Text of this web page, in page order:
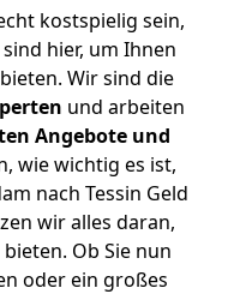
kostspielig sein,
hier, um Ihnen
Wir sind die
und arbeiten
Angebote und
wie wichtig es ist,
nach Tessin Geld
wir alles daran,
Ob Sie nun
oder ein großes